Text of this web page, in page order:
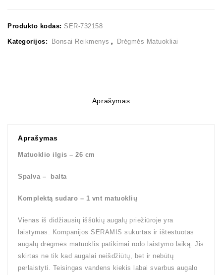
Produkto kodas: SER-732158
Kategorijos: Bonsai Reikmenys , Drėgmės Matuokliai
Aprašymas
Aprašymas
Matuoklio ilgis – 26 cm
Spalva – balta
Komplektą sudaro – 1 vnt matuoklių
Vienas iš didžiausių iššūkių augalų priežiūroje yra
laistymas. Kompanijos SERAMIS sukurtas ir ištestuotas
augalų drėgmės matuoklis patikimai rodo laistymo laiką. Jis
skirtas ne tik kad augalai neišdžiūtų, bet ir nebūtų
perlaistyti. Teisingas vandens kiekis labai svarbus augalo